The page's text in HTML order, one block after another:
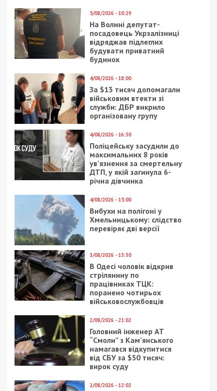
5/08/2026 - 10:29
На Волині депутат-
посадовець Укрзалізниці
відряджав підлеглих
будувати приватний
будинок
4/08/2026 - 18:00
За $13 тисяч допомагали
військовим втекти зі
служби: ДБР викрило
організовану групу
4/08/2026 - 16:30
Поліцейську засудили до
максимальних 8 років
ув’язнення за смертельну
ДТП, у якій загинула 6-
річна дівчинка
4/08/2026 - 15:00
Вибухи на полігоні у
Хмельницькому: слідство
перевіряє дві версії
3/08/2026 - 13:30
В Одесі чоловік відкрив
стрілянину по
працівниках ТЦК:
поранено чотирьох
військовослужбовців
2/08/2026 - 21:02
Головний інженер АТ
“Смоли” з Кам’янського
намагався відкупитися
від СБУ за $50 тисяч:
вирок суду
2/08/2026 - 12:02